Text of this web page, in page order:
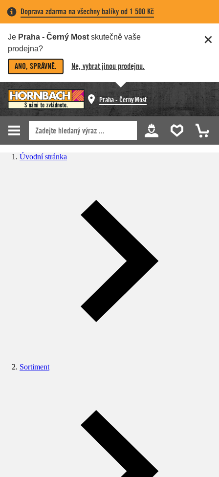
Doprava zdarma na všechny balíky od 1 500 Kč
Je Praha - Černý Most skutečně vaše
prodejna?
ANO, SPRÁVNĚ. Ne, vybrat jinou prodejnu.
Praha - Černý Most
Úvodní stránka
Sortiment